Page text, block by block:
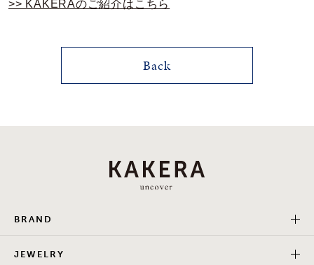
在庫 在庫ありのみ
>> KAKERAのご紹介はこちら
Back
BRAND
JEWELRY